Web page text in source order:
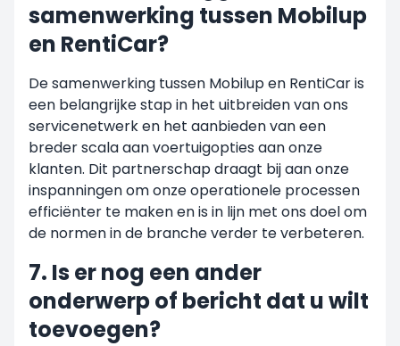
samenwerking tussen Mobilup
en RentiCar?
De samenwerking tussen Mobilup en RentiCar is
een belangrijke stap in het uitbreiden van ons
servicenetwerk en het aanbieden van een
breder scala aan voertuigopties aan onze
klanten. Dit partnerschap draagt bij aan onze
inspanningen om onze operationele processen
efficiënter te maken en is in lijn met ons doel om
de normen in de branche verder te verbeteren.
7. Is er nog een ander
onderwerp of bericht dat u wilt
toevoegen?